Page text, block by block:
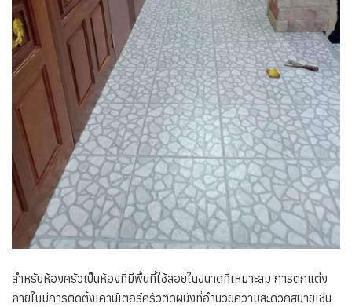
สำหรับห้องครัวเป็นห้องที่มีพื้นที่ใช้สอยในขนาดที่เหมาะสม การตกแต่ง
ภายในมีการติดตั้งเคาน์เตอร์ครัวติดผนังที่อำนวยความสะดวกสบายเช่น